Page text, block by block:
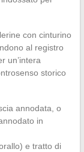
con cinturino
al registro
un’intera
storico
annodata, o
in
e tratto di